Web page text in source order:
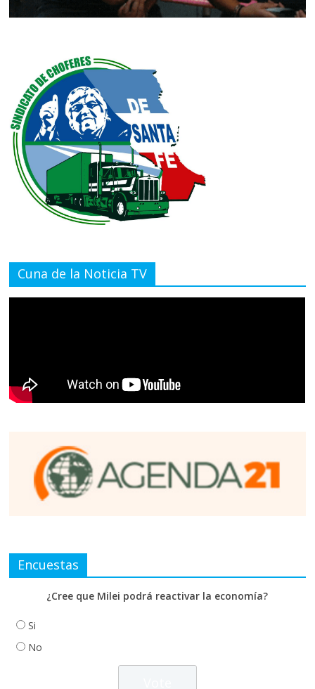
Cuna de la Noticia TV
Encuestas
¿Cree que Milei podrá reactivar la economía?
Si
No